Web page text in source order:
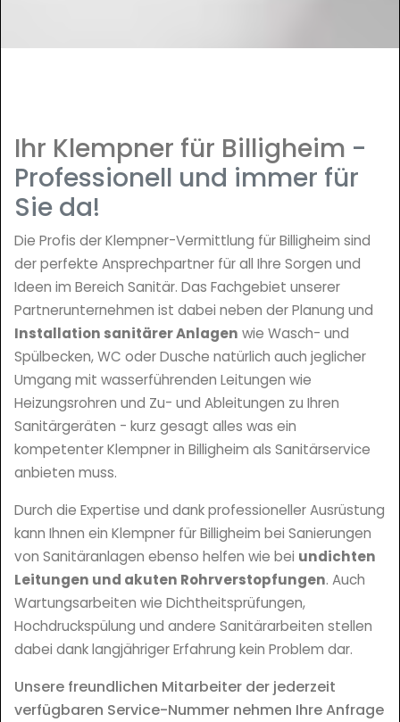
Ihr Klempner für Billigheim -
Professionell und immer für
Sie da!
Die Profis der Klempner-Vermittlung für Billigheim sind
der perfekte Ansprechpartner für all Ihre Sorgen und
Ideen im Bereich Sanitär. Das Fachgebiet unserer
Partnerunternehmen ist dabei neben der Planung und
Installation sanitärer Anlagen wie Wasch- und
Spülbecken, WC oder Dusche natürlich auch jeglicher
Umgang mit wasserführenden Leitungen wie
Heizungsrohren und Zu- und Ableitungen zu Ihren
Sanitärgeräten - kurz gesagt alles was ein
kompetenter Klempner in Billigheim als Sanitärservice
anbieten muss.
Durch die Expertise und dank professioneller Ausrüstung
kann Ihnen ein Klempner für Billigheim bei Sanierungen
von Sanitäranlagen ebenso helfen wie bei undichten
Leitungen und akuten Rohrverstopfungen. Auch
Wartungsarbeiten wie Dichtheitsprüfungen,
Hochdruckspülung und andere Sanitärarbeiten stellen
dabei dank langjähriger Erfahrung kein Problem dar.
Unsere freundlichen Mitarbeiter der jederzeit
verfügbaren Service-Nummer nehmen Ihre Anfrage